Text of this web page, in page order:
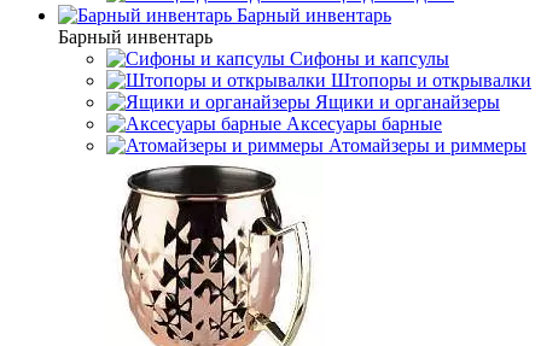
Барный инвентарь
Барный инвентарь
Сифоны и капсулы
Штопоры и открывалки
Ящики и органайзеры
Аксесуары барные
Атомайзеры и риммеры